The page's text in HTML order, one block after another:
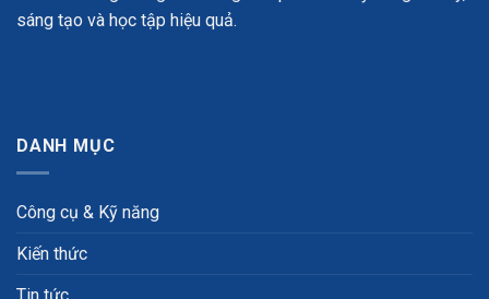
sáng tạo và học tập hiệu quả.
DANH MỤC
Công cụ & Kỹ năng
Kiến thức
Tin tức